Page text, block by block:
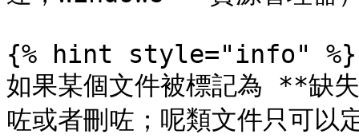
{% hint style="info" %}
如果某個文件被標記為 **缺
咗或者刪咗；呢類文件只可以